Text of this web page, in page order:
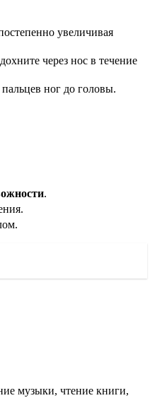
увеличивая
через нос в течение
ног до головы.
.
музыки, чтение книги,